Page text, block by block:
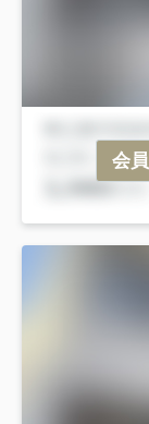
会